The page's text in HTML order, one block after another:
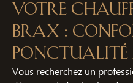
Votre
Brax :
ponctualité
Vous recherchez un